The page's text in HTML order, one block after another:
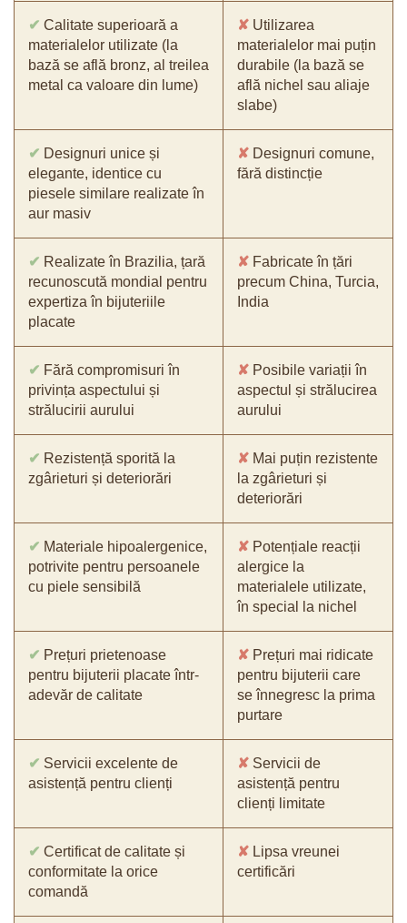
✔ Calitate superioară a
materialelor utilizate (la
bază se află bronz, al treilea
metal ca valoare din lume)
✘ Utilizarea
materialelor mai puțin
durabile (la bază se
află nichel sau aliaje
slabe)
✔ Designuri unice și
elegante, identice cu
piesele similare realizate în
aur masiv
✘ Designuri comune,
fără distincție
✔ Realizate în Brazilia, țară
recunoscută mondial pentru
expertiza în bijuteriile
placate
✘ Fabricate în țări
precum China, Turcia,
India
✔ Fără compromisuri în
privința aspectului și
strălucirii aurului
✘ Posibile variații în
aspectul și strălucirea
aurului
✔ Rezistență sporită la
zgârieturi și deteriorări
✘ Mai puțin rezistente
la zgârieturi și
deteriorări
✔ Materiale hipoalergenice,
potrivite pentru persoanele
cu piele sensibilă
✘ Potențiale reacții
alergice la
materialele utilizate,
în special la nichel
✔ Prețuri prietenoase
pentru bijuterii placate într-
adevăr de calitate
✘ Prețuri mai ridicate
pentru bijuterii care
se înnegresc la prima
purtare
✔ Servicii excelente de
asistență pentru clienți
✘ Servicii de
asistență pentru
clienți limitate
✔ Certificat de calitate și
conformitate la orice
comandă
✘ Lipsa vreunei
certificări